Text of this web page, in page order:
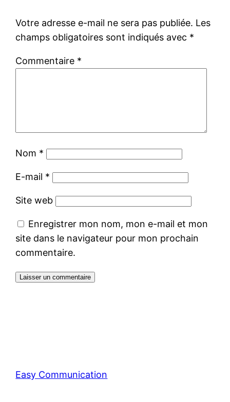
Votre adresse e-mail ne sera pas publiée. Les
champs obligatoires sont indiqués avec *
Commentaire *
Nom *
E-mail *
Site web
Enregistrer mon nom, mon e-mail et mon
site dans le navigateur pour mon prochain
commentaire.
Easy Communication